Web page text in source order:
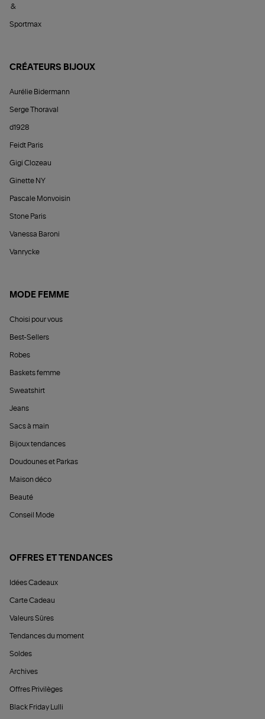
&
Sportmax
CRÉATEURS BIJOUX
Aurélie Bidermann
Serge Thoraval
d1928
Feidt Paris
Gigi Clozeau
Ginette NY
Pascale Monvoisin
Stone Paris
Vanessa Baroni
Vanrycke
MODE FEMME
Choisi pour vous
Best-Sellers
Robes
Baskets femme
Sweatshirt
Jeans
Sacs à main
Bijoux tendances
Doudounes et Parkas
Maison déco
Beauté
Conseil Mode
OFFRES ET TENDANCES
Idées Cadeaux
Carte Cadeau
Valeurs Sûres
Tendances du moment
Soldes
Archives
Offres Privilèges
Black Friday Lulli